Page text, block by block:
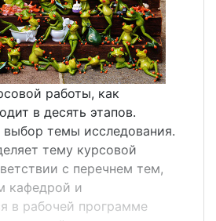
слушателей или
на
группу определенной
продуктивные
критический
материала,
информации и
автор...
работы, как
в десять этапов.
темы исследования.
тему курсовой
с перечнем тем,
кафедрой и
в рабочей программе